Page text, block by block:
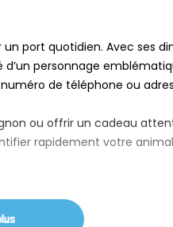
port quotidien. Avec ses
personnage
de téléphone ou
ou offrir un cadeau
rapidement votre animal